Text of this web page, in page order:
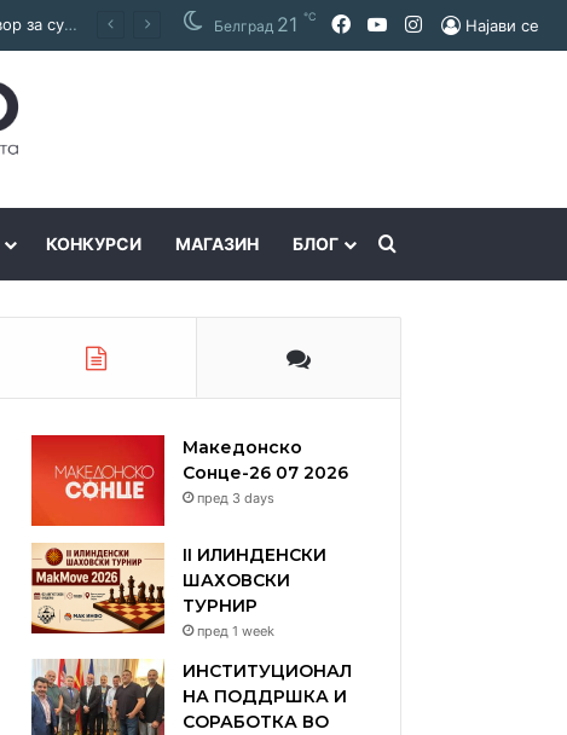
Покраинска поддршка за работата на Македонскиот национален совет: потпишан договор за суфинансирање на активностите Белград 21 ℃ Facebook
YouTubeInstagram
Најави се
КОНКУРСИ МАГАЗИН БЛОГ
Македонско
Сонце-26 07 2026
пред 3 days
II ИЛИНДЕНСКИ
ШАХОВСКИ
ТУРНИР
пред 1 week
ИНСТИТУЦИОНАЛ
НА ПОДДРШКА И
СОРАБОТКА ВО